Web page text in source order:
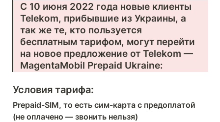
С 10 июня 2022 года новые клиенты
Telekom, прибывшие из Украины, а
так же те, кто пользуется
бесплатным тарифом, могут перейти
на новое предложение от Telekom —
MagentaMobil Prepaid Ukraine:
Условия тарифа:
Prepaid-SIM, то есть сим-карта с предоплатой
(не оплачено — звонить нельзя)